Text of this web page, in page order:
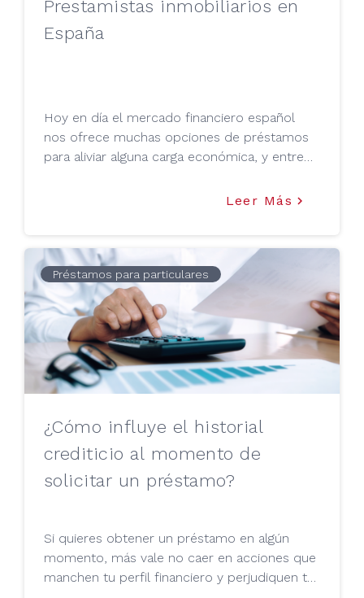
Prestamistas inmobiliarios en
España
Hoy en día el mercado financiero español
nos ofrece muchas opciones de préstamos
para aliviar alguna carga económica, y entre
préstamos hipotecarios. ¿En qué consisten,
Leer Más keyboard_arrow_right
Préstamos para particulares
¿Cómo influye el historial
crediticio al momento de
solicitar un préstamo?
Si quieres obtener un préstamo en algún
momento, más vale no caer en acciones que
manchen tu perfil financiero y perjudiquen tu